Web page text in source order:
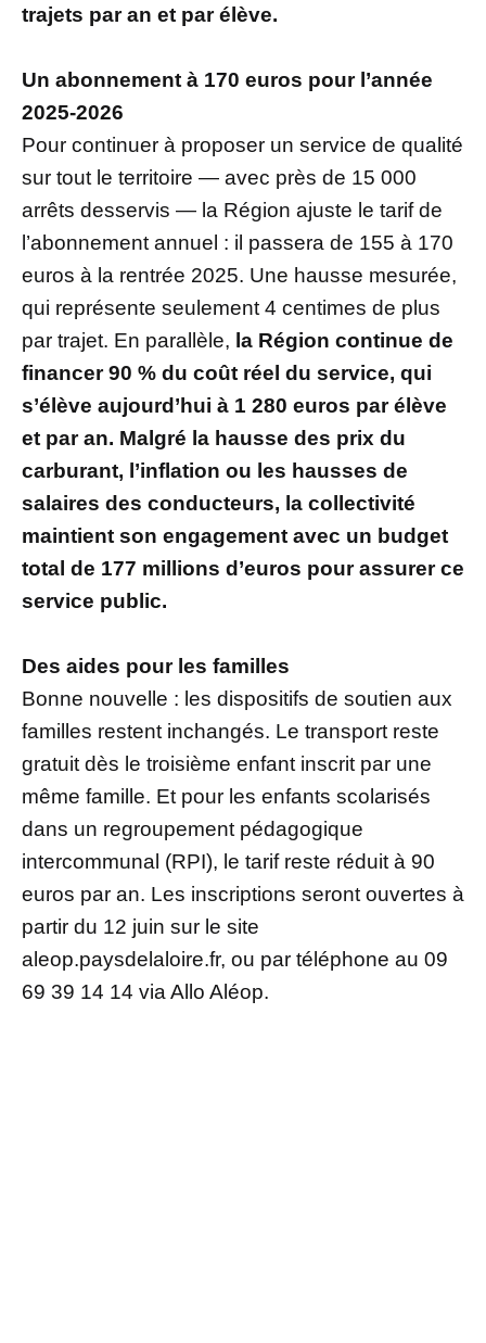
trajets par an et par élève.
Un abonnement à 170 euros pour l’année
2025-2026
Pour continuer à proposer un service de qualité
sur tout le territoire — avec près de 15 000
arrêts desservis — la Région ajuste le tarif de
l’abonnement annuel : il passera de 155 à 170
euros à la rentrée 2025. Une hausse mesurée,
qui représente seulement 4 centimes de plus
par trajet. En parallèle, la Région continue de
financer 90 % du coût réel du service, qui
s’élève aujourd’hui à 1 280 euros par élève
et par an. Malgré la hausse des prix du
carburant, l’inflation ou les hausses de
salaires des conducteurs, la collectivité
maintient son engagement avec un budget
total de 177 millions d’euros pour assurer ce
service public.
Des aides pour les familles
Bonne nouvelle : les dispositifs de soutien aux
familles restent inchangés. Le transport reste
gratuit dès le troisième enfant inscrit par une
même famille. Et pour les enfants scolarisés
dans un regroupement pédagogique
intercommunal (RPI), le tarif reste réduit à 90
euros par an. Les inscriptions seront ouvertes à
partir du 12 juin sur le site
aleop.paysdelaloire.fr, ou par téléphone au 09
69 39 14 14 via Allo Aléop.